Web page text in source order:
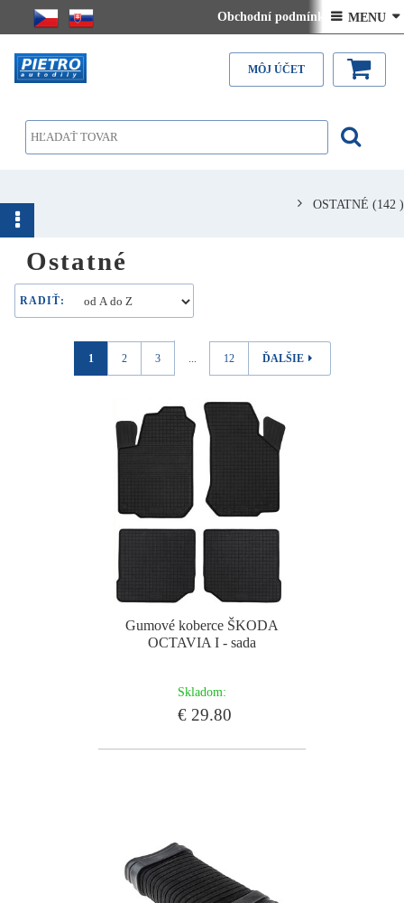
Obchodní podmínky Kontakt
Doručenie na SLOVENSKO - ceny
 MENU 
MÔJ ÚČET
OSTATNÉ (142 )
Ostatné
RADIŤ:
1 2 3 ... 12 ĎALŠIE
Gumové koberce ŠKODA
OCTAVIA I - sada
Skladom:
€ 29.80